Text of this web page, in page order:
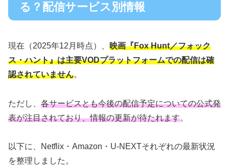
る？配信サービス別情報
現在（2025年12月時点）、 映画『Fox Hunt／フォック
ス・ハント』は主要VODプラットフォームでの配信は確
認されていません。
ただし、 各サービスとも今後の配信予定についての公式発
表が注目されており、情報の更新が待たれます。
以下に、Netflix・Amazon・U-NEXTそれぞれの最新状況
を整理しました。